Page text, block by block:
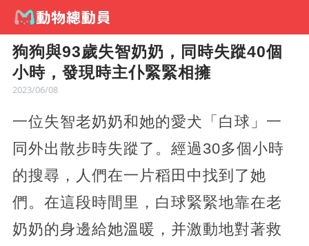
狗狗與93歲失智奶奶，同時失蹤40個
小時，發現時主仆緊緊相擁
2023/06/08
一位失智老奶奶和她的愛犬「白球」一
同外出散步時失蹤了。經過30多個小時
的搜尋，人們在一片稻田中找到了她
們。在這段時間里，白球緊緊地靠在老
奶奶的身邊給她溫暖，并激動地對著救